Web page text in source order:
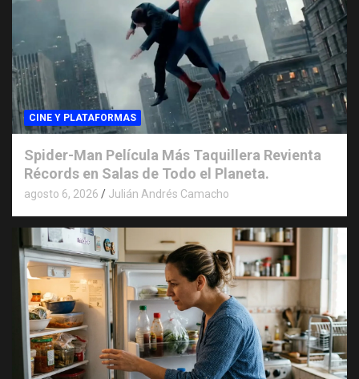
CINE Y PLATAFORMAS
Spider-Man Película Más Taquillera Revienta
Récords en Salas de Todo el Planeta.
agosto 6, 2026 Julián Andrés Camacho